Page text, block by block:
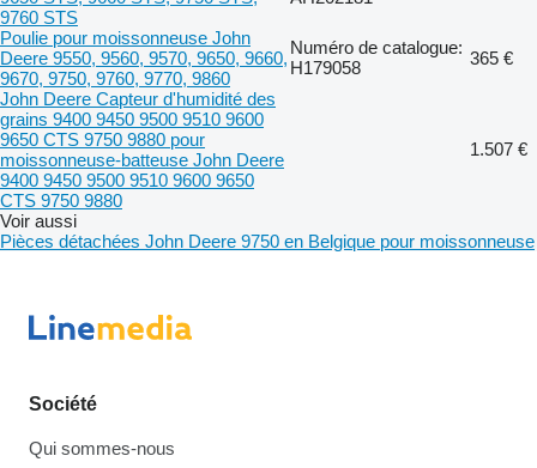
9760 STS
Poulie pour moissonneuse John
Deere 9550, 9560, 9570, 9650, 9660,
9670, 9750, 9760, 9770, 9860
Numéro de catalogue:
H179058
365 €
John Deere Capteur d'humidité des
grains 9400 9450 9500 9510 9600
9650 CTS 9750 9880 pour
moissonneuse-batteuse John Deere
9400 9450 9500 9510 9600 9650
CTS 9750 9880
1.507 €
Voir aussi
Pièces détachées John Deere 9750 en Belgique pour moissonneuse
Société
Qui sommes-nous